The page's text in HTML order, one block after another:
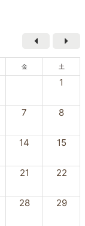
金 土
1
7 8
14 15
21 22
28 29